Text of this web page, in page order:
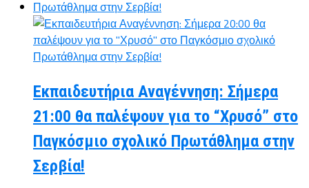
Εκπαιδευτήρια Αναγέννηση: Σήμερα
21:00 θα παλέψουν για το “Χρυσό” στο
Παγκόσμιο σχολικό Πρωτάθλημα στην
Σερβία!